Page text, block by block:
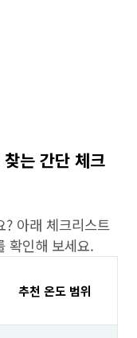
는 간단 체크
? 아래 체크리스트
확인해 보세요.
추천 온도 범위